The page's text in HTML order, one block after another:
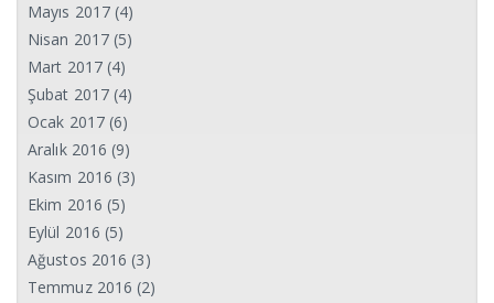
Mayıs 2017 (4)
Nisan 2017 (5)
Mart 2017 (4)
Şubat 2017 (4)
Ocak 2017 (6)
Aralık 2016 (9)
Kasım 2016 (3)
Ekim 2016 (5)
Eylül 2016 (5)
Ağustos 2016 (3)
Temmuz 2016 (2)